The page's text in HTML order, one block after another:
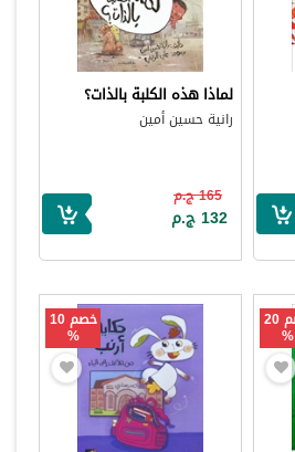
لماذا هذه الكلبة بالذات؟
رانية حسين أمين
165 ج.م
132 ج.م
خصم 20
%
خصم 10
%